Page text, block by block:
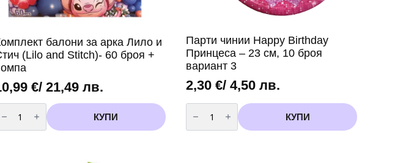
балони за арка Лило и
(Lilo and Stitch)- 60 броя +
€/ 21,49 лв.
за
Комплект
КУПИ
Парти чинии Happy Birthday
Принцеса – 23 см, 10 броя
вариант 3
2,30€/ 4,50 лв.
количество
за
Парти
чинии
КУПИ